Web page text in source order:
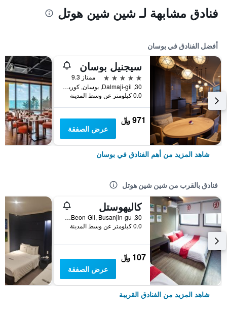
فنادق مشابهة لـ شين شين هوتل
أفضل الفنادق في بوسان
سيجنيل بوسان
5 نجوم
ممتاز 9.3
30, Dalmaji-gil, بوسان, كوريا الجنوبية
0.0 كيلومتر عن وسط المدينة
971 ﷼
عرض الصفقة
شاهد المزيد من أهم الفنادق في بوسان
فنادق بالقرب من شين شين هوتل
كاليهوستل
30, Saessak-ro 14Beon-Gil, Busanjin-gu, بوسان, كوريا الجنوبية
0.0 كيلومتر عن وسط المدينة
107 ﷼
عرض الصفقة
شاهد المزيد من الفنادق القريبة